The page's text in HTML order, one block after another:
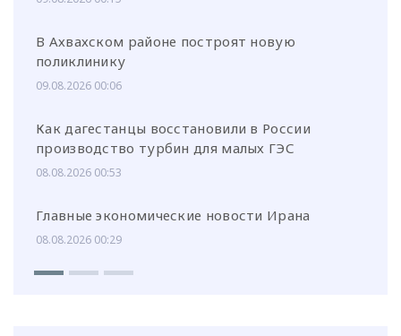
В Ахвахском районе построят новую
поликлинику
09.08.2026 00:06
Как дагестанцы восстановили в России
производство турбин для малых ГЭС
08.08.2026 00:53
Главные экономические новости Ирана
08.08.2026 00:29